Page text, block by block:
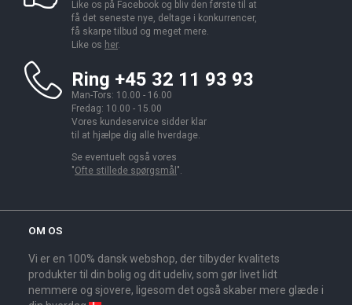
Like os på Facebook og bliv den første til at
få det seneste nye, deltage i konkurrencer,
få skarpe tilbud og meget mere.
Like os her.
Ring +45 32 11 93 93
Man-Tors: 10.00 - 16.00
Fredag: 10.00 - 15.00
Vores kundeservice sidder klar
til at hjælpe dig alle hverdage.
Se eventuelt også vores
"Ofte stillede spørgsmål ".
OM OS
Vi er en 100% dansk webshop, der tilbyder kvalitets
produkter til din bolig og dit udeliv, som gør livet lidt
nemmere og sjovere, ligesom det også skaber mere glæde i